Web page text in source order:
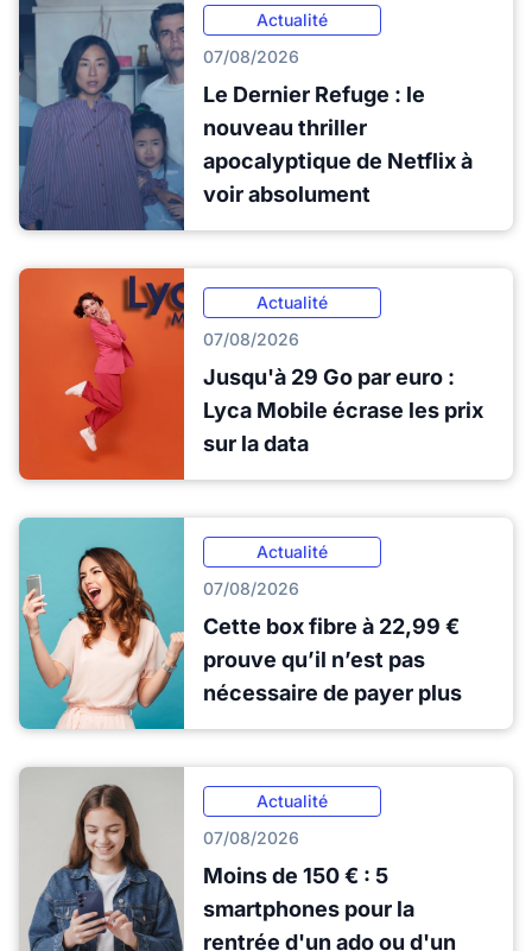
Actualité
07/08/2026
Le Dernier Refuge : le
nouveau thriller
apocalyptique de Netflix à
voir absolument
Actualité
07/08/2026
Jusqu'à 29 Go par euro :
Lyca Mobile écrase les prix
sur la data
Actualité
07/08/2026
Cette box fibre à 22,99 €
prouve qu’il n’est pas
nécessaire de payer plus
Actualité
07/08/2026
Moins de 150 € : 5
smartphones pour la
rentrée d'un ado ou d'un